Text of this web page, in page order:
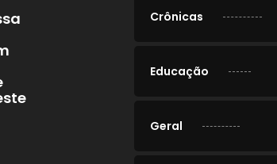
Crônicas
Educação
Geral